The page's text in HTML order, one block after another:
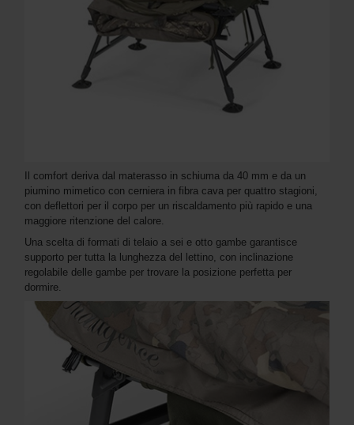
Il comfort deriva dal materasso in schiuma da 40 mm e da un
piumino mimetico con cerniera in fibra cava per quattro stagioni,
con deflettori per il corpo per un riscaldamento più rapido e una
maggiore ritenzione del calore.
Una scelta di formati di telaio a sei e otto gambe garantisce
supporto per tutta la lunghezza del lettino, con inclinazione
regolabile delle gambe per trovare la posizione perfetta per
dormire.